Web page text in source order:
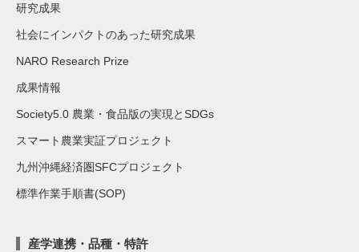
研究成果
社会にインパクトのあった研究成果
NARO Research Prize
成果情報
Society5.0 農業・食品版の実現とSDGs
スマート農業実証プロジェクト
九州沖縄経済圏SFCプロジェクト
標準作業手順書(SOP)
産学連携・品種・特許